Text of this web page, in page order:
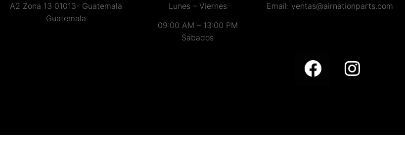
A2 Zona 13 01013- Guatemala
Guatemala
Lunes – Viernes
09:00 AM – 13:00 PM
Sábados
Email: ventas@airnationparts.com